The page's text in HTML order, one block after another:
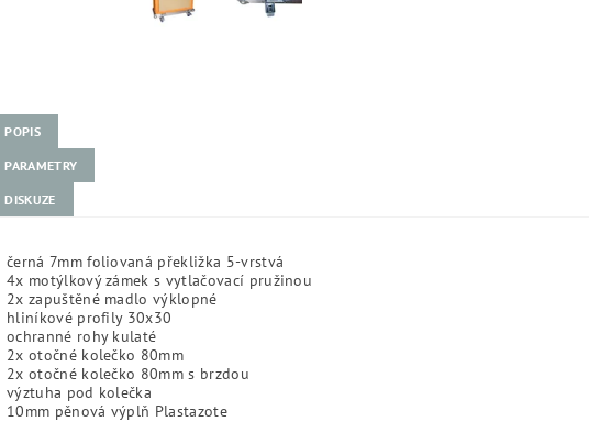
POPIS
PARAMETRY
DISKUZE
černá 7mm foliovaná překližka 5-vrstvá
4x motýlkový zámek s vytlačovací pružinou
2x zapuštěné madlo výklopné
hliníkové profily 30x30
ochranné rohy kulaté
2x otočné kolečko 80mm
2x otočné kolečko 80mm s brzdou
výztuha pod kolečka
10mm pěnová výplň Plastazote